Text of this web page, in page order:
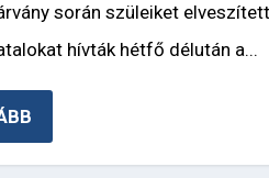
során szüleiket elveszített
hívták hétfő délután a...